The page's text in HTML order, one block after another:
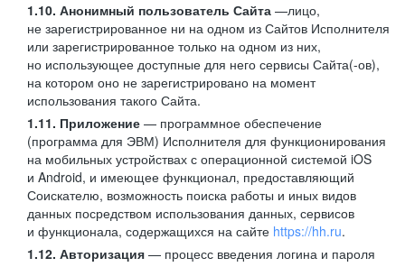
1.10. Анонимный пользователь Сайта —лицо,
не зарегистрированное ни на одном из Сайтов Исполнителя
или зарегистрированное только на одном из них,
но использующее доступные для него сервисы Сайта(-ов),
на котором оно не зарегистрировано на момент
использования такого Сайта.
1.11. Приложение — программное обеспечение
(программа для ЭВМ) Исполнителя для функционирования
на мобильных устройствах с операционной системой iOS
и Android, и имеющее функционал, предоставляющий
Соискателю, возможность поиска работы и иных видов
данных посредством использования данных, сервисов
и функционала, содержащихся на сайте https://hh.ru.
1.12. Авторизация — процесс введения логина и пароля